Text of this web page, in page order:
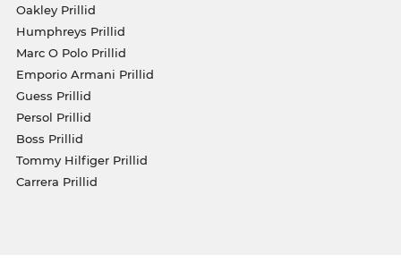
Oakley Prillid
Humphreys Prillid
Marc O Polo Prillid
Emporio Armani Prillid
Guess Prillid
Persol Prillid
Boss Prillid
Tommy Hilfiger Prillid
Carrera Prillid